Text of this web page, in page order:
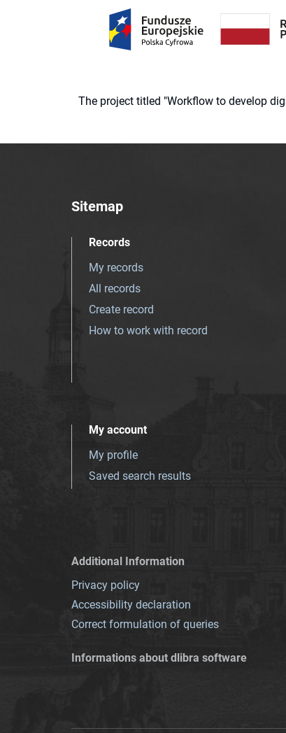
The project titled "Workflow to develop
Sitemap
Records
My records
All records
Create record
How to work with record
My account
My profile
Saved search results
Additional Information
Privacy policy
Accessibility declaration
Correct formulation of queries
Informations about dlibra software